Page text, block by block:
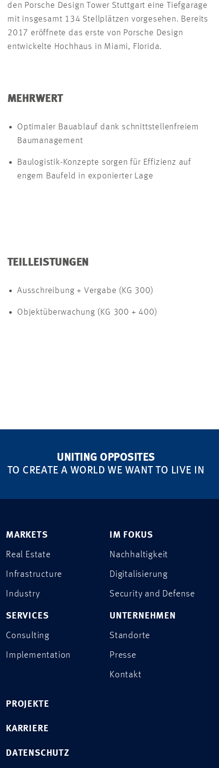
den Porsche Design Tower Stuttgart eine Tiefgarage
mit insgesamt 134 Stellplätzen vorgesehen. Bereits
2017 eröffnete das erste von Porsche Design
entwickelte Hochhaus in Miami, Florida.
MEHRWERT
Optimaler Bauablauf dank schnittstellenfreiem
Baumanagement
Baulogistik-Konzepte sorgen für Effizienz auf
engem Baufeld in exponierter Lage
TEILLEISTUNGEN
Ausschreibung + Vergabe (KG 300)
Objektüberwachung (KG 300 + 400)
UNITING OPPOSITES
TO CREATE A WORLD WE WANT TO LIVE IN
MARKETS
Real Estate
Infrastructure
Industry
SERVICES
Consulting
Implementation
IM FOKUS
Nachhaltigkeit
Digitalisierung
Security and Defense
UNTERNEHMEN
Standorte
Presse
Kontakt
PROJEKTE
KARRIERE
DATENSCHUTZ